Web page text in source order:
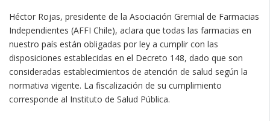
Héctor Rojas, presidente de la Asociación Gremial de Farmacias
Independientes (AFFI Chile), aclara que todas las farmacias en
nuestro país están obligadas por ley a cumplir con las
disposiciones establecidas en el Decreto 148, dado que son
consideradas establecimientos de atención de salud según la
normativa vigente. La fiscalización de su cumplimiento
corresponde al Instituto de Salud Pública.